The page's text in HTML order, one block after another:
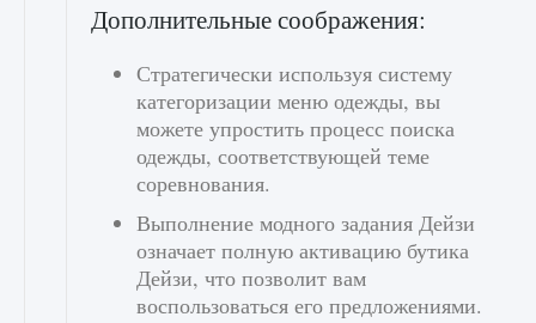
Дополнительные соображения:
Стратегически используя систему
категоризации меню одежды, вы
можете упростить процесс поиска
одежды, соответствующей теме
соревнования.
Выполнение модного задания Дейзи
означает полную активацию бутика
Дейзи, что позволит вам
воспользоваться его предложениями.